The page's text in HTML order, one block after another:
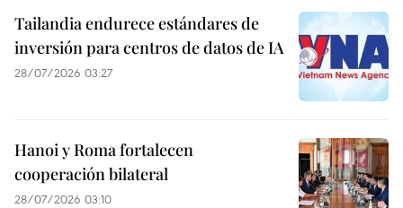
Tailandia endurece estándares de
inversión para centros de datos de IA
28/07/2026 03:27
Hanoi y Roma fortalecen
cooperación bilateral
28/07/2026 03:10